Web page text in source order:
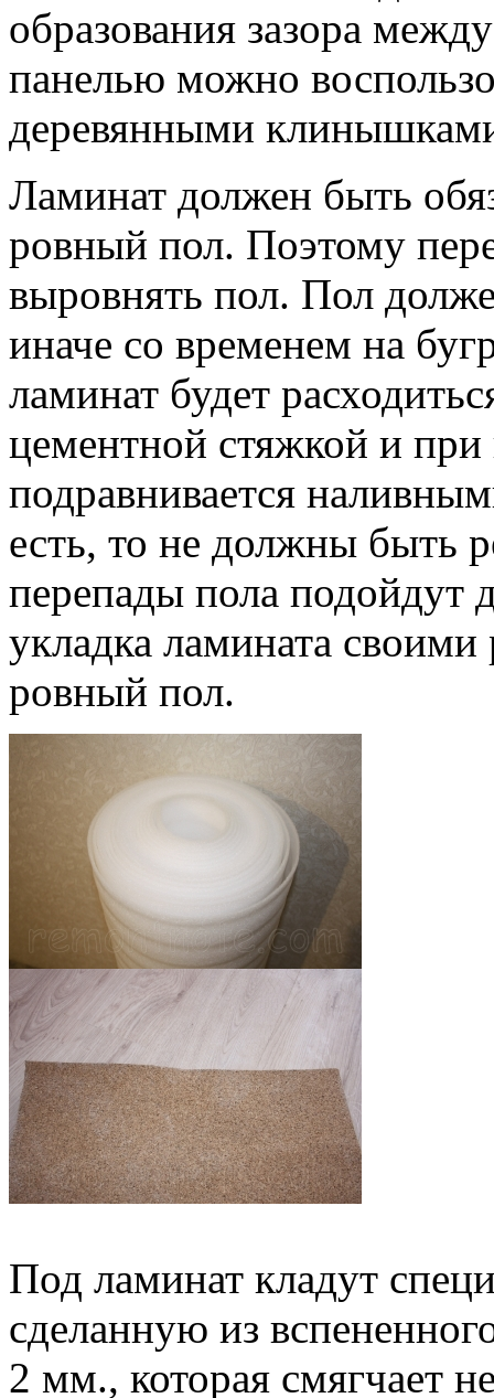
образования зазора
панелью можно
деревянными
Ламинат должен быть
ровный пол. Поэтому
выровнять пол. Пол
иначе со временем на
ламинат будет
цементной стяжкой и
подравнивается
есть, то не должны быть
перепады пола подойдут
укладка ламината
ровный пол.
Под ламинат кладут
сделанную из
2 мм., которая смягчает